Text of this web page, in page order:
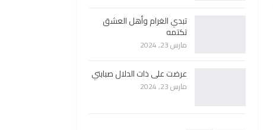
تبدي الغرام وأهل العشق
تكتمه
مارس 23, 2024
عرضت على ذات الدلال صبابتي
مارس 23, 2024